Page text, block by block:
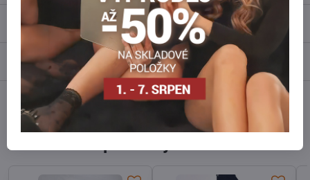
Recenze
Diskuse 0
Facebook Reddit WhatsApp
Alternativní produkty